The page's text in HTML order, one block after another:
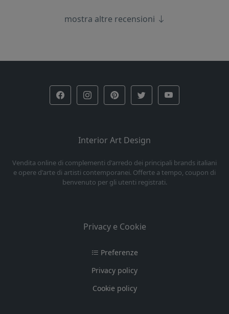
mostra altre recensioni
Interior Art Design
Vendita online di complementi d'arredo dei principali brands italiani
e opere d'arte di artisti contemporanei. Offerte a tempo, coupon di
benvenuto per gli utenti registrati.
Privacy e Cookie
Preferenze
Privacy policy
Cookie policy